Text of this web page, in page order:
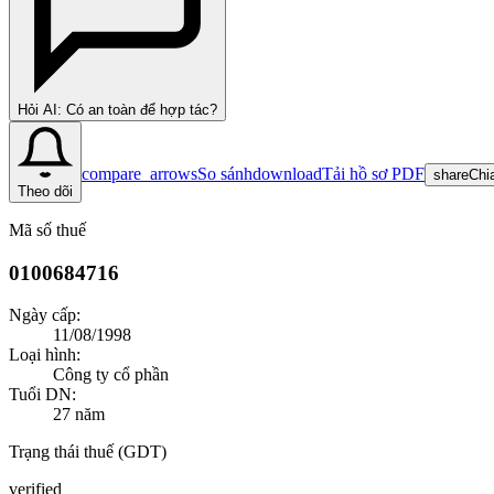
Hỏi AI: Có an toàn để hợp tác?
Theo dõi
compare_arrowsSo sánhdownloadTải hồ sơ PDF share
Mã số thuế
0100684716
Ngày cấp:
11/08/1998
Loại hình:
Công ty cổ phần
Tuổi DN:
27 năm
Trạng thái thuế (GDT)
verified